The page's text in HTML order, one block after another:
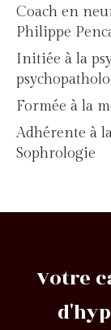
Coach en
Philippe
Initiée à la
Formée à la
Adhérente à
Sophrologie
Votre